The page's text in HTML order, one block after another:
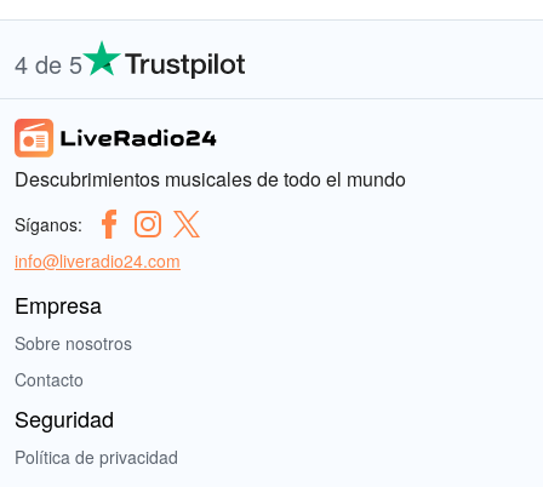
4 de 5
Descubrimientos musicales de todo el mundo
Síganos:
info@liveradio24.com
Empresa
Sobre nosotros
Contacto
Seguridad
Política de privacidad